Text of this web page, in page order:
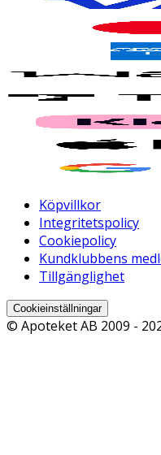
Köpvillkor
Integritetspolicy
Cookiepolicy
Kundklubbens
Tillgänglighet
Cookieinställningar
© Apoteket AB 2009 -